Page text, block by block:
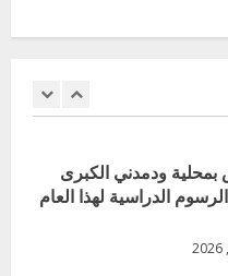
بمحلية ودمدني الكبرى
الدراسية لهذا العام